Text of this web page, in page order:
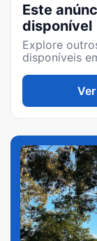
Este
disponível
Explore
disponíveis